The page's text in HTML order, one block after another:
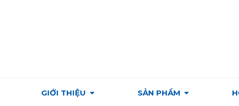
GIỚI THIỆU SẢN PHẨM